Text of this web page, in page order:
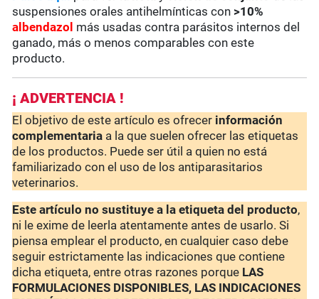
suspensiones orales antihelmínticas con >10%
albendazol más usadas contra parásitos internos del
ganado, más o menos comparables con este
producto.
¡ ADVERTENCIA !
El objetivo de este artículo es ofrecer información
complementaria a la que suelen ofrecer las etiquetas
de los productos. Puede ser útil a quien no está
familiarizado con el uso de los antiparasitarios
veterinarios.
Este artículo no sustituye a la etiqueta del producto,
ni le exime de leerla atentamente antes de usarlo. Si
piensa emplear el producto, en cualquier caso debe
seguir estrictamente las indicaciones que contiene
dicha etiqueta, entre otras razones porque LAS
FORMULACIONES DISPONIBLES, LAS INDICACIONES